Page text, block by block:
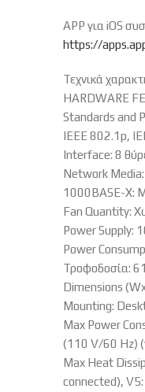
APP για iOS
https://
Τεχνικά
HARDWARE
Standards and
IEEE 802.1p,
Interface: 8
Network
1000BASE-X:
Fan Quantity:
Power Supply:
Power
Τροφοδοσία:
Dimensions
Mounting:
Max Power
(110 V/60 Hz)
Max Heat
connected),